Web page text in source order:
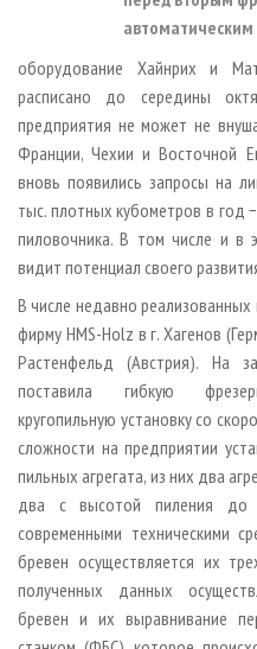
оборудование Хайнрих и
расписано до середины
предприятия не может не
Франции, Чехии и Восточной
вновь появились запросы на
тыс. плотных кубометров в год
пиловочника. В том числе и в
видит потенциал своего
В числе недавно
фирму HMS-Holz в г. Хагенов
Растенфельд (Австрия). На
поставила гибкую
кругопильную установку со
сложности на предприятии
пильных агрегата, из них два
два с высотой пиления до
современными техническими
бревен осуществляется их
полученных данных
бревен и их выравнивание